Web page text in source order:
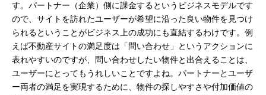
す。パートナー（企業）側に課金するというビジネスモデルです
ので、サイトを訪れたユーザーが希望に沿った良い物件を見つけ
られるということがビジネス上の成功にも直結するわけです。例
えば不動産サイトの満足度は「問い合わせ」というアクションに
表れやすいのですが、問い合わせしたい物件と出合えることは、
ユーザーにとってもうれしいことですよね。パートナーとユーザ
ー両者の満足を実現するために、物件の探しやすさや付加価値の